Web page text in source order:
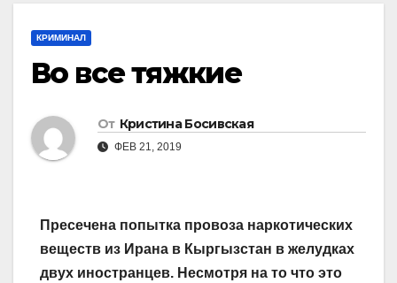
КРИМИНАЛ
Во все тяжкие
От Кристина Босивская
ФЕВ 21, 2019
Пресечена попытка провоза наркотических
веществ из Ирана в Кыргызстан в желудках
двух иностранцев. Несмотря на то что это